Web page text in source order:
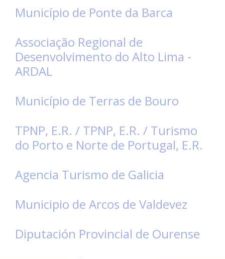
Município de Ponte da Barca
Associação Regional de
Desenvolvimento do Alto Lima -
ARDAL
Município de Terras de Bouro
TPNP, E.R. / TPNP, E.R. / Turismo
do Porto e Norte de Portugal, E.R.
Agencia Turismo de Galicia
Municipio de Arcos de Valdevez
Diputación Provincial de Ourense